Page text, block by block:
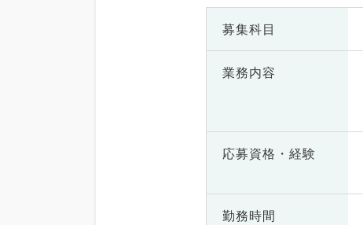
募集科目
業務内容
応募資格・ 経験
勤務時間